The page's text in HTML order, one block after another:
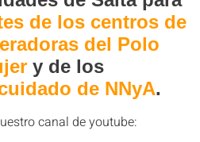
de los centros de
del Polo
y de los
de NNyA.
canal de youtube: